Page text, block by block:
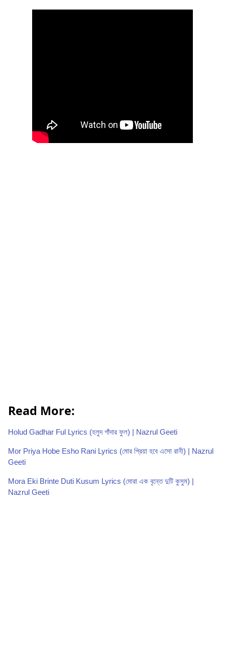
Read More:
Holud Gadhar Ful Lyrics (হলুদ গাঁদার ফুল) | Nazrul Geeti
Mor Priya Hobe Esho Rani Lyrics (মোর প্রিয়া হবে এসো রানী) | Nazrul
Geeti
Mora Eki Brinte Duti Kusum Lyrics (মোরা এক বৃন্তে দুটি কুসুম) |
Nazrul Geeti